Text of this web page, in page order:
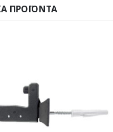
ΠΡΟΪΌΝΤΑ